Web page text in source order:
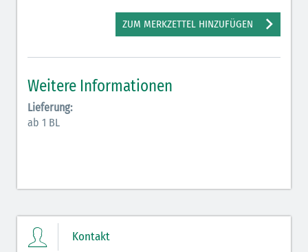
Inodilatatoren (rot-grün)
Elektrolyte (grün-pink)
Elektrolyte Kalium (grün-blau)
Elektrolyte NaCl (grün)
ZUM MERKZETTEL HINZUFÜGEN
Weitere Informationen
Lieferung:
ab 1 BL
Kontakt